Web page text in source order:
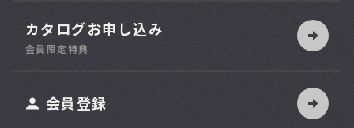
カタログお申し込み
会員限定特典
会員登録